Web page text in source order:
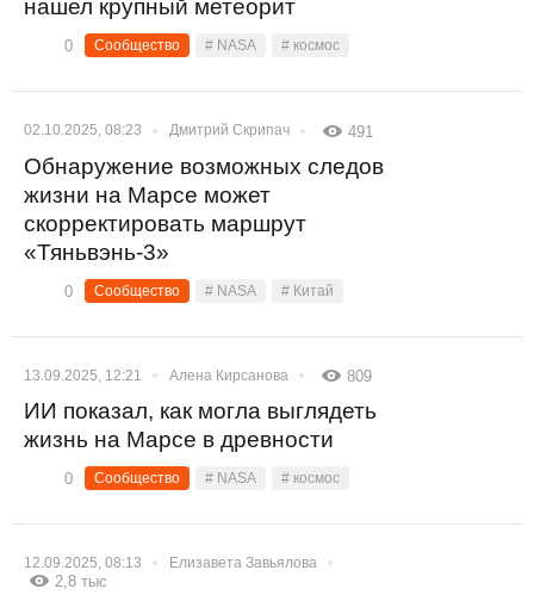
нашел крупный метеорит
0 Сообщество # NASA # космос
02.10.2025, 08:23 Дмитрий Скрипач 491
Обнаружение возможных следов
жизни на Марсе может
скорректировать маршрут
«Тяньвэнь-3»
0 Сообщество # NASA # Китай
13.09.2025, 12:21 Алена Кирсанова 809
ИИ показал, как могла выглядеть
жизнь на Марсе в древности
0 Сообщество # NASA # космос
12.09.2025, 08:13 Елизавета Завьялова
2,8 тыс